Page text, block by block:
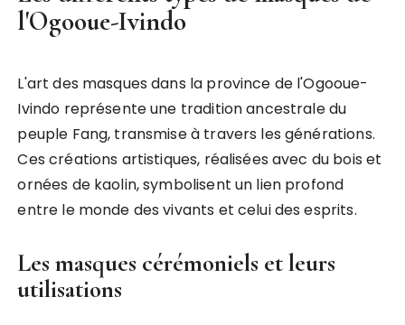
l'Ogooue-Ivindo
L'art des masques dans la province de l'Ogooue-
Ivindo représente une tradition ancestrale du
peuple Fang, transmise à travers les générations.
Ces créations artistiques, réalisées avec du bois et
ornées de kaolin, symbolisent un lien profond
entre le monde des vivants et celui des esprits.
Les masques cérémoniels et leurs
utilisations